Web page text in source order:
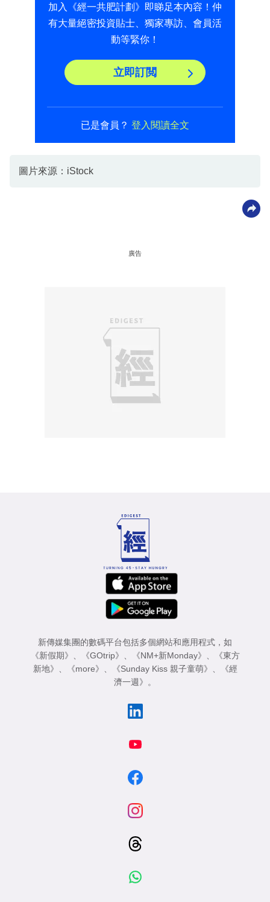
加入《經一共肥計劃》即睇足本內容！仲
有大量絕密投資貼士、獨家專訪、會員活
動等緊你！
立即訂閲
已是會員？ 登入閱讀全文
圖片來源：iStock
廣告
新傳媒集團的數碼平台包括多個網站和應用程式，如
《新假期》
《GOtrip》 《NM+新Monday》
《東方
新地》
《more》 《Sunday Kiss 親子童萌》
《經
濟一週》
。